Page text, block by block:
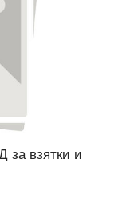
за взятки и